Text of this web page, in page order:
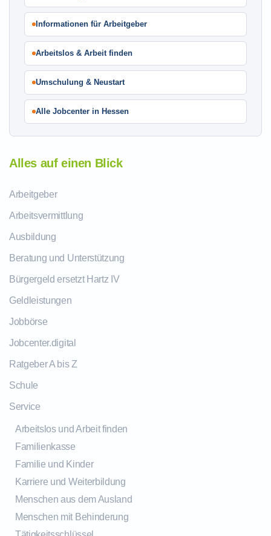
Informationen für Arbeitgeber
Arbeitslos & Arbeit finden
Umschulung & Neustart
Alle Jobcenter in Hessen
Alles auf einen Blick
Arbeitgeber
Arbeitsvermittlung
Ausbildung
Beratung und Unterstützung
Bürgergeld ersetzt Hartz IV
Geldleistungen
Jobbörse
Jobcenter.digital
Ratgeber A bis Z
Schule
Service
Arbeitslos und Arbeit finden
Familienkasse
Familie und Kinder
Karriere und Weiterbildung
Menschen aus dem Ausland
Menschen mit Behinderung